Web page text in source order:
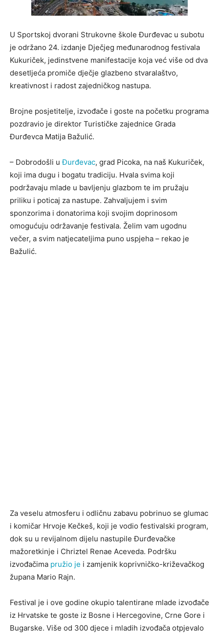
U Sportskoj dvorani Strukovne škole Đurđevac u subotu
je održano 24. izdanje Dječjeg međunarodnog festivala
Kukuriček, jedinstvene manifestacije koja već više od dva
desetljeća promiče dječje glazbeno stvaralaštvo,
kreativnost i radost zajedničkog nastupa.
Brojne posjetitelje, izvođače i goste na početku programa
pozdravio je direktor Turističke zajednice Grada
Đurđevca Matija Bažulić.
– Dobrodošli uĐurđevac, grad Picoka, na naš Kukuriček,
koji ima dugu i bogatu tradiciju. Hvala svima koji
podržavaju mlade u bavljenju glazbom te im pružaju
priliku i poticaj za nastupe. Zahvaljujem i svim
sponzorima i donatorima koji svojim doprinosom
omogućuju održavanje festivala. Želim vam ugodnu
večer, a svim natjecateljima puno uspjeha – rekao je
Bažulić.
Za veselu atmosferu i odličnu zabavu pobrinuo se glumac
i komičar Hrvoje Kečkeš, koji je vodio festivalski program,
dok su u revijalnom dijelu nastupile Đurđevačke
mažoretkinje i Chriztel Renae Aceveda. Podršku
izvođačima pružio je i zamjenik koprivničko-križevačkog
župana Mario Rajn.
Festival je i ove godine okupio talentirane mlade izvođače
iz Hrvatske te goste iz Bosne i Hercegovine, Crne Gore i
Bugarske. Više od 300 djece i mladih izvođača otpjevalo